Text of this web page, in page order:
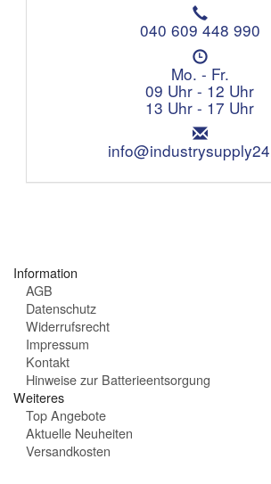
T
e
e
o
n
:
040 609 448 990
Ö
f
n
u
n
g
Mo. - Fr.
09 Uhr - 12 Uhr
13 Uhr - 17 Uhr
E
m
i
Information
AGB
Datenschutz
Widerrufsrecht
Impressum
Kontakt
Hinweise zur Batterieentsorgung
Weiteres
Top Angebote
Aktuelle Neuheiten
Versandkosten